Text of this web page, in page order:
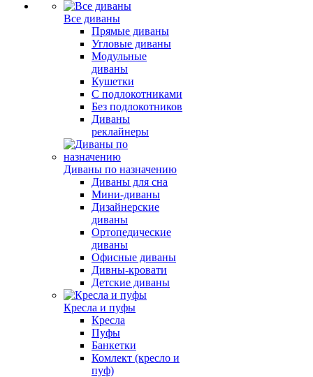
Все диваны
Прямые диваны
Угловые диваны
Модульные
диваны
Кушетки
С подлокотниками
Без подлокотников
Диваны
реклайнеры
Диваны по назначению
Диваны для сна
Мини-диваны
Дизайнерские
диваны
Ортопедические
диваны
Офисные диваны
Дивны-кровати
Детские диваны
Кресла и пуфы
Кресла
Пуфы
Банкетки
Комлект (кресло и
пуф)